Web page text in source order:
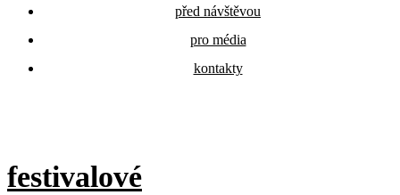
před návštěvou
pro média
kontakty
festivalové